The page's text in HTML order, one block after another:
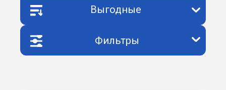
Выгодные
Фильтры